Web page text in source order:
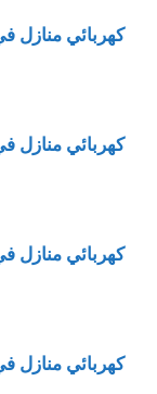
كهربائي منازل
كهربائي منازل
كهربائي منازل
كهربائي منازل